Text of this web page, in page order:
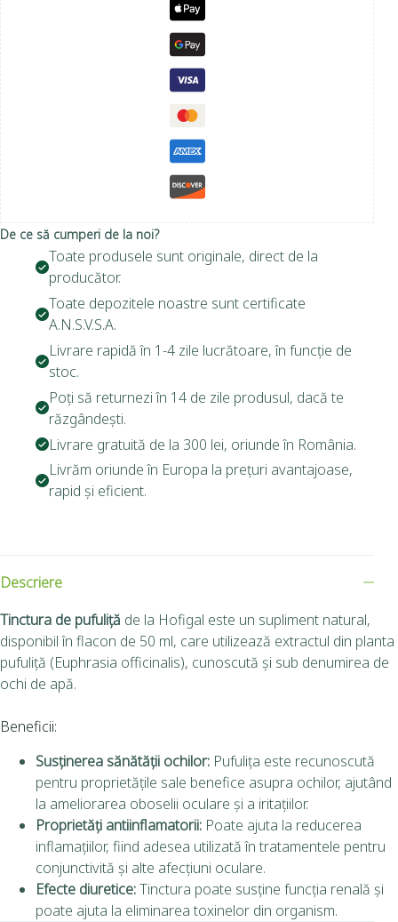
De ce să cumperi de la noi?
Toate produsele sunt originale, direct de la
producător.
Toate depozitele noastre sunt certificate
A.N.S.V.S.A.
Livrare rapidă în 1-4 zile lucrătoare, în funcție de
stoc.
Poți să returnezi în 14 de zile produsul, dacă te
răzgândești.
Livrare gratuită de la 300 lei, oriunde în România.
Livrăm oriunde în Europa la prețuri avantajoase,
rapid și eficient.
Descriere
Tinctura de pufuliță de la Hofigal este un supliment natural,
disponibil în flacon de 50 ml, care utilizează extractul din planta
pufuliță (Euphrasia officinalis), cunoscută și sub denumirea de
ochi de apă.
Beneficii:
Susținerea sănătății ochilor: Pufulița este recunoscută
pentru proprietățile sale benefice asupra ochilor, ajutând
la ameliorarea oboselii oculare și a iritațiilor.
Proprietăți antiinflamatorii: Poate ajuta la reducerea
inflamațiilor, fiind adesea utilizată în tratamentele pentru
conjunctivită și alte afecțiuni oculare.
Efecte diuretice:Tinctura poate susține funcția renală și
poate ajuta la eliminarea toxinelor din organism.